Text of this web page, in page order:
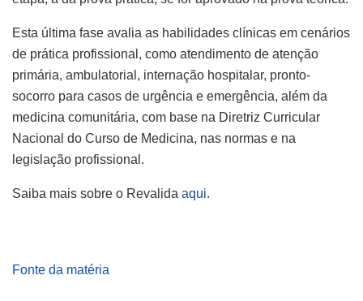
Esta última fase avalia as habilidades clínicas em cenários
de prática profissional, como atendimento de atenção
primária, ambulatorial, internação hospitalar, pronto-
socorro para casos de urgência e emergência, além da
medicina comunitária, com base na Diretriz Curricular
Nacional do Curso de Medicina, nas normas e na
legislação profissional.
Saiba mais sobre o Revalida aqui.
Fonte da matéria